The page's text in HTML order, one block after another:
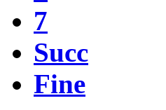
7
Succ
Fine